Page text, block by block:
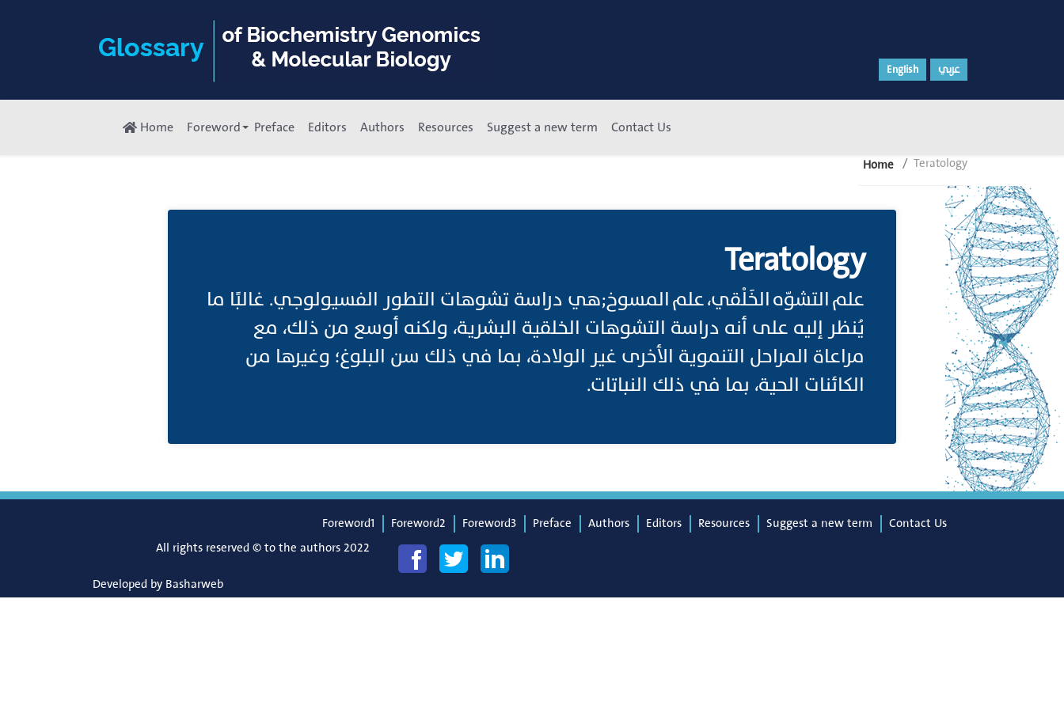
English عربي
Home Foreword Preface Editors Authors Resources Suggest a new term Contact Us
Home Teratology
Teratology
علم التشوّه الخَلْقي، علم المسوخ;هي دراسة تشوهات التطور الفسيولوجي. غالبًا ما
يُنظر إليه على أنه دراسة التشوهات الخلقية البشرية، ولكنه أوسع من ذلك، مع
مراعاة المراحل التنموية الأخرى غير الولادة، بما في ذلك سن البلوغ؛ وغيرها من
الكائنات الحية، بما في ذلك النباتات.
Foreword1 Foreword2 Foreword3 Preface Authors Editors Resources Suggest a new term
Contact Us
All rights reserved © to the authors 2022
Developed by Basharweb